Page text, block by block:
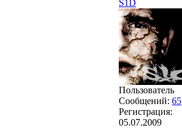
S1D
Пользователь
Сообщений: 65
Регистрация:
05.07.2009